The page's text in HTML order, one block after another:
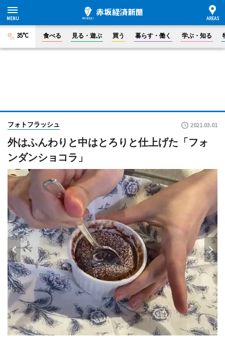
35°C 食べる 見る・遊ぶ 買う 暮らす・働く 学ぶ・知る
フォトフラッシュ 2021.03.01
外はふんわりと中はとろりと仕上げた「フォ
ンダンショコラ」